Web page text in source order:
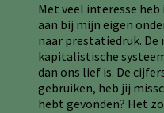
Met veel interesse
aan bij mijn eigen
naar prestatiedruk.
kapitalistische
dan ons lief is. De
gebruiken, heb jij
hebt gevonden? Het